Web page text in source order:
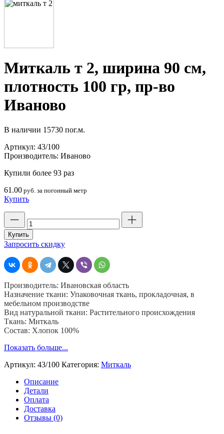
Миткаль т 2, ширина 90 см,
плотность 100 гр, пр-во
Иваново
В наличии 15730 пог.м.
Артикул: 43/100
Производитель: Иваново
Купили более 93 раз
61.00 руб. за погонный метр
Купить
товара
Миткаль
т
ширина
90
плотность
100
гр,
пр-
во
Иваново
Купить
Запросить скидку
Производитель: Ивановская область
Назначение ткани: Упаковочная ткань, прокладочная, в
мебельном производстве
Вид натуральной ткани: Растительного происхождения
Ткань: Миткаль
Состав: Хлопок 100%
Показать больше...
Артикул: 43/100 Категория: Миткаль
Описание
Детали
Оплата
Доставка
Отзывы (0)